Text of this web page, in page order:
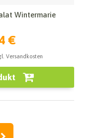
Wintermarie
€
Versandkosten